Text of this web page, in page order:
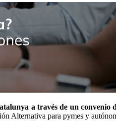
a través de un convenio
Alternativa para pymes y